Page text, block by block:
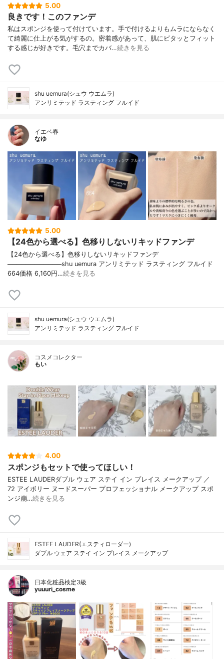
5.00
良きです！このファンデ
私はスポンジを使って付けています。手で付けるよりもムラにならなく
て綺麗に仕上がる気がするの。密着感があって、肌にピタッとフィット
する感じが好きです。毛穴までカバ…続きを見る
shu uemura(シュウ ウエムラ)
アンリミテッド ラスティング フルイド
イエベ春
なゆ
5.00
【24色から選べる】色移りしないリキッドファンデ
【24色から選べる】色移りしないリキッドファンデ
────────────shu uemura アンリミテッド ラスティング フルイド
664価格 6,160円…続きを見る
shu uemura(シュウ ウエムラ)
アンリミテッド ラスティング フルイド
コスメコレクター
もい
4.00
スポンジもセットで使ってほしい！
ESTEE LAUDERダブル ウェア ステイ イン プレイス メークアップ ／
72 アイボリー ヌードスーパー プロフェッショナル メークアップ スポ
ンジ崩…続きを見る
ESTEE LAUDER(エスティローダー)
ダブル ウェア ステイ イン プレイス メークアップ
日本化粧品検定3級
yuuuri_cosme